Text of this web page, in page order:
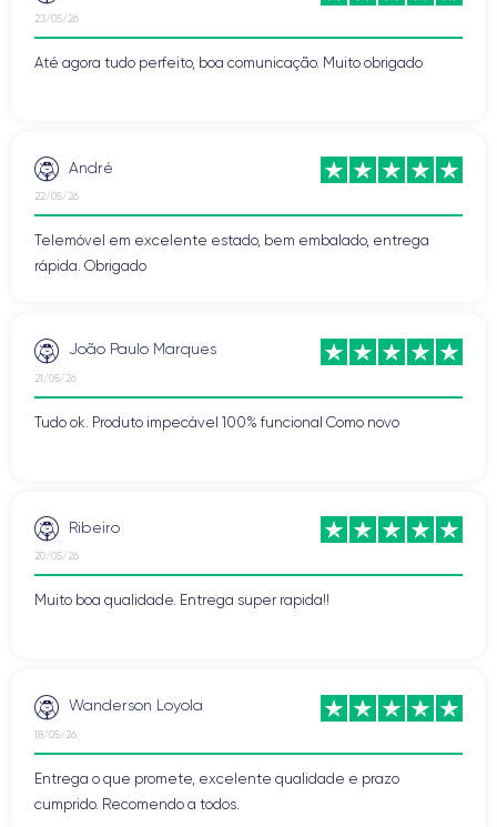
23/05/26
Até agora tudo perfeito, boa comunicação. Muito obrigado
André
22/05/26
Telemóvel em excelente estado, bem embalado, entrega
rápida. Obrigado
João Paulo Marques
21/05/26
Tudo ok. Produto impecável 100% funcional Como novo
Ribeiro
20/05/26
Muito boa qualidade. Entrega super rapida!!
Wanderson Loyola
18/05/26
Entrega o que promete, excelente qualidade e prazo
cumprido. Recomendo a todos.